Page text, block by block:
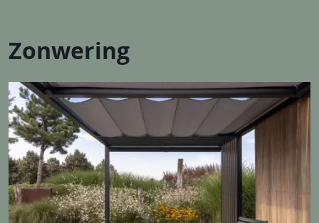
Zonwering